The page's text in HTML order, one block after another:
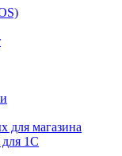
для магазина
1C